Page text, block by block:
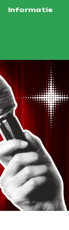
Informatie